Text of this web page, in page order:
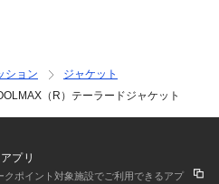
ション
ジャケット
（R）テーラードジャケット
プリ
クポイント対象施設でご利用できるアプ